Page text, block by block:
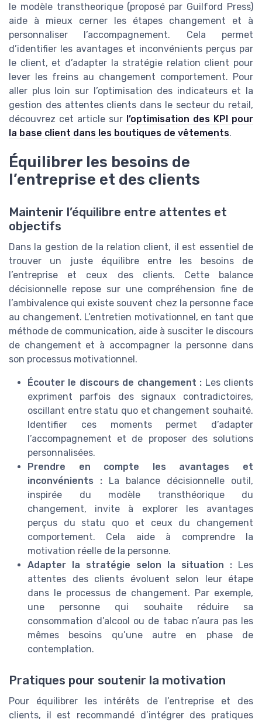
le modèle transtheorique (proposé par Guilford Press)
aide à mieux cerner les étapes changement et à
personnaliser l’accompagnement. Cela permet
d’identifier les avantages et inconvénients perçus par
le client, et d’adapter la stratégie relation client pour
lever les freins au changement comportement. Pour
aller plus loin sur l’optimisation des indicateurs et la
gestion des attentes clients dans le secteur du retail,
découvrez cet article sur l’optimisation des KPI pour
la base client dans les boutiques de vêtements.
Équilibrer les besoins de
l’entreprise et des clients
Maintenir l’équilibre entre attentes et
objectifs
Dans la gestion de la relation client, il est essentiel de
trouver un juste équilibre entre les besoins de
l’entreprise et ceux des clients. Cette balance
décisionnelle repose sur une compréhension fine de
l’ambivalence qui existe souvent chez la personne face
au changement. L’entretien motivationnel, en tant que
méthode de communication, aide à susciter le discours
de changement et à accompagner la personne dans
son processus motivationnel.
Écouter le discours de changement : Les clients
expriment parfois des signaux contradictoires,
oscillant entre statu quo et changement souhaité.
Identifier ces moments permet d’adapter
l’accompagnement et de proposer des solutions
personnalisées.
Prendre en compte les avantages et
inconvénients : La balance décisionnelle outil,
inspirée du modèle transthéorique du
changement, invite à explorer les avantages
perçus du statu quo et ceux du changement
comportement. Cela aide à comprendre la
motivation réelle de la personne.
Adapter la stratégie selon la situation : Les
attentes des clients évoluent selon leur étape
dans le processus de changement. Par exemple,
une personne qui souhaite réduire sa
consommation d’alcool ou de tabac n’aura pas les
mêmes besoins qu’une autre en phase de
contemplation.
Pratiques pour soutenir la motivation
Pour équilibrer les intérêts de l’entreprise et des
clients, il est recommandé d’intégrer des pratiques